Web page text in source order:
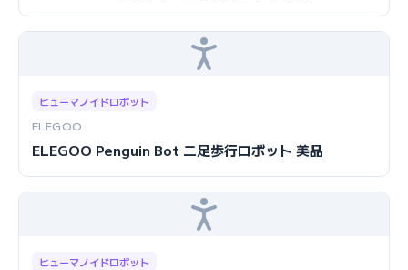
ヒューマノイドロボット
ELEGOO
ELEGOO Penguin Bot 二足歩行ロボット 美品
ヒューマノイドロボット